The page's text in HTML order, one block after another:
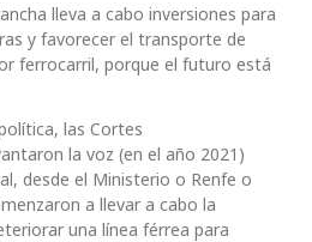
lleva a cabo inversiones para
y favorecer el transporte de
ferrocarril, porque el futuro está
las Cortes
la voz (en el año 2021)
desde el Ministerio o Renfe o
a llevar a cabo la
una línea férrea para